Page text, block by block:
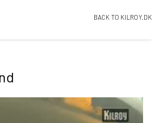
BACK TO KILROY.DK